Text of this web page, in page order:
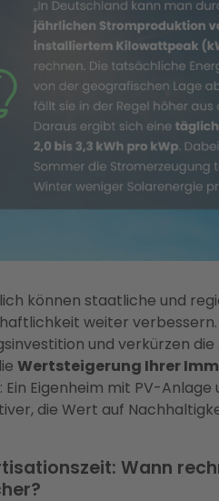
können staatliche und
weiter verbessern.
und verkürzen
Wertsteigerung Ihrer
Ein Eigenheim mit PV-
die Wert auf
Wann